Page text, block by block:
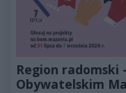
Region radomski
Obywatelskim